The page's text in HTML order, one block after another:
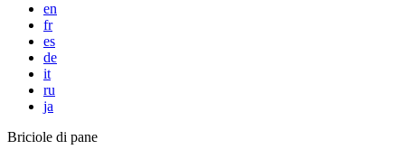
en
fr
es
de
it
ru
ja
Briciole di pane